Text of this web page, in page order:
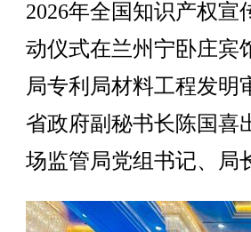
2026年全国知识产权
动仪式在兰州宁卧庄宾
局专利局材料工程发明
省政府副秘书长陈国喜
场监管局党组书记、局